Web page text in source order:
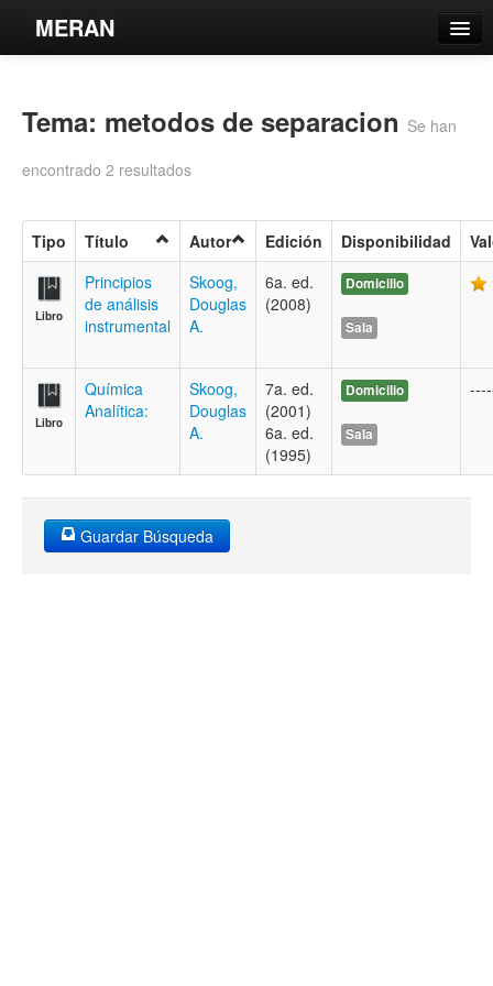
MERAN
Búsqueda Avanzada
Contacto
Iniciar sesión
Tema: metodos de separacion Se han
encontrado 2 resultados
Tipo Título Autor Edición Disponibilidad
Libro
Principios
de análisis
instrumental
Skoog,
Douglas
A.
6a. ed.
(2008)
Domicilio
Sala
Libro
Química
Analítica:
Skoog,
Douglas
A.
7a. ed.
(2001)
6a. ed.
(1995)
Domicilio
Sala
Guardar Búsqueda